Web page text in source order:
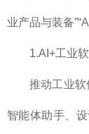
业产品与装备
1.AI+工业
推动工业软
智能体助手、